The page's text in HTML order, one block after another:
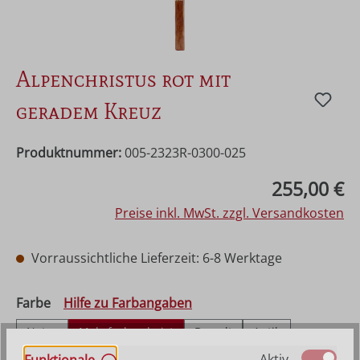
Alpenchristus rot mit
geradem Kreuz
Produktnummer: 005-2323R-0300-025
255,00 €
Preise inkl. MwSt. zzgl. Versandkosten
Vorraussichtliche Lieferzeit: 6-8 Werktage
Farbeauswählen
Hilfe zu Farbangaben
Natur Mehrfach gebeizt Bemalt
Antik